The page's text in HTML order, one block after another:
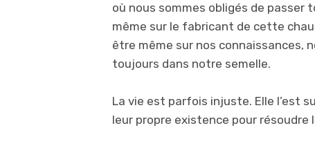
où nous sommes obligés de passer
même sur le fabricant de cette
être même sur nos connaissances,
toujours dans notre semelle.
La vie est parfois injuste. Elle l’est
leur propre existence pour résoudre